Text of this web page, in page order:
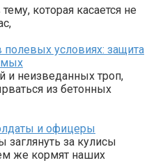
которая касается не
полевых условиях: защита
и неизведанных троп,
из бетонных
и офицеры
заглянуть за кулисы
же кормят наших